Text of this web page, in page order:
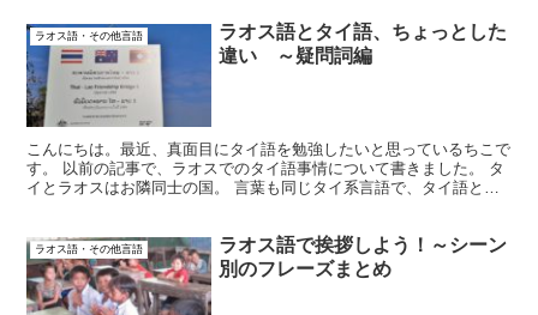
ラオス語・その他言語
ラオス語とタイ語、ちょっとした
違い ～疑問詞編
こんにちは。最近、真面目にタイ語を勉強したいと思っているちこで
す。 以前の記事で、ラオスでのタイ語事情について書きました。 タ
イとラオスはお隣同士の国。 言葉も同じタイ系言語で、タイ語とラ
ラオス語・その他言語
ラオス語で挨拶しよう！～シーン
別のフレーズまとめ